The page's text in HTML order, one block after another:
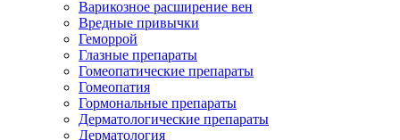
Варикозное расширение вен
Вредные привычки
Геморрой
Глазные препараты
Гомеопатические препараты
Гомеопатия
Гормональные препараты
Дерматологические препараты
Дерматология